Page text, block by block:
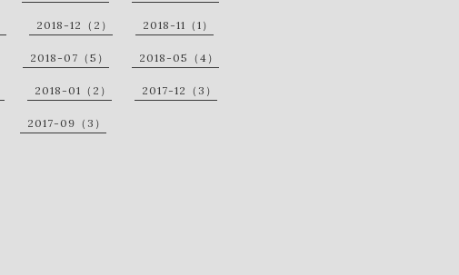
2018-12（2） 2018-11（1）
2018-07（5） 2018-05（4）
2018-01（2） 2017-12（3）
2017-09（3）